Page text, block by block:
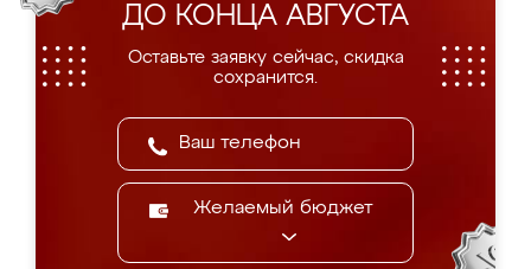
ДО КОНЦА АВГУСТА
Оставьте заявку сейчас, скидка
сохранится.
Желаемый бюджет